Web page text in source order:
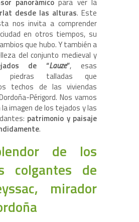
desde las alturas. Este
nos invita a comprender
en otros tiempos, su
que hubo. Y también a
del conjunto medieval y
de “Lauze”, esas
piedras talladas que
techos de las viviendas
Périgord. Nos vamos
imagen de los tejados y las
patrimonio y paisaje
.
de los
colgantes de
mirador